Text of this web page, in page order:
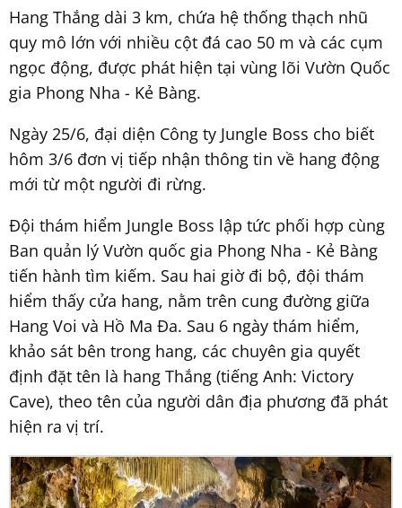
Hang Thắng dài 3 km, chứa hệ thống thạch nhũ
quy mô lớn với nhiều cột đá cao 50 m và các cụm
ngọc động, được phát hiện tại vùng lõi Vườn Quốc
gia Phong Nha - Kẻ Bàng.
Ngày 25/6, đại diện Công ty Jungle Boss cho biết
hôm 3/6 đơn vị tiếp nhận thông tin về hang động
mới từ một người đi rừng.
Đội thám hiểm Jungle Boss lập tức phối hợp cùng
Ban quản lý Vườn quốc gia Phong Nha - Kẻ Bàng
tiến hành tìm kiếm. Sau hai giờ đi bộ, đội thám
hiểm thấy cửa hang, nằm trên cung đường giữa
Hang Voi và Hồ Ma Đa. Sau 6 ngày thám hiểm,
khảo sát bên trong hang, các chuyên gia quyết
định đặt tên là hang Thắng (tiếng Anh: Victory
Cave), theo tên của người dân địa phương đã phát
hiện ra vị trí.